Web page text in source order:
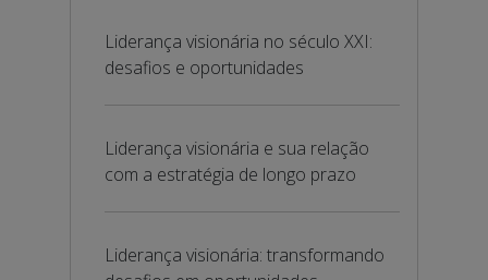
Liderança visionária no século XXI:
desafios e oportunidades
Liderança visionária e sua relação
com a estratégia de longo prazo
Liderança visionária: transformando